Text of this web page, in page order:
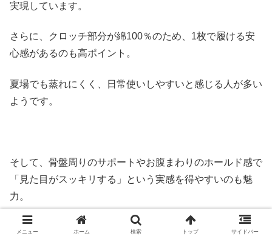
実現しています。
さらに、クロッチ部分が綿100％のため、1枚で履ける安
心感があるのも高ポイント。
夏場でも蒸れにくく、日常使いしやすいと感じる人が多い
ようです。
そして、骨盤周りのサポートやお腹まわりのホールド感で
「見た目がスッキリする」という実感を得やすいのも魅
力。
補整力と履き心地のバランスが取れている 点が、この商品
メニュー ホーム 検索 トップ サイドバー